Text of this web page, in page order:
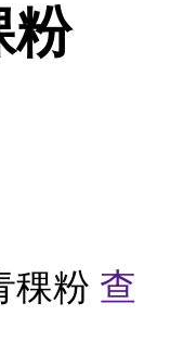
粉
稞粉 查